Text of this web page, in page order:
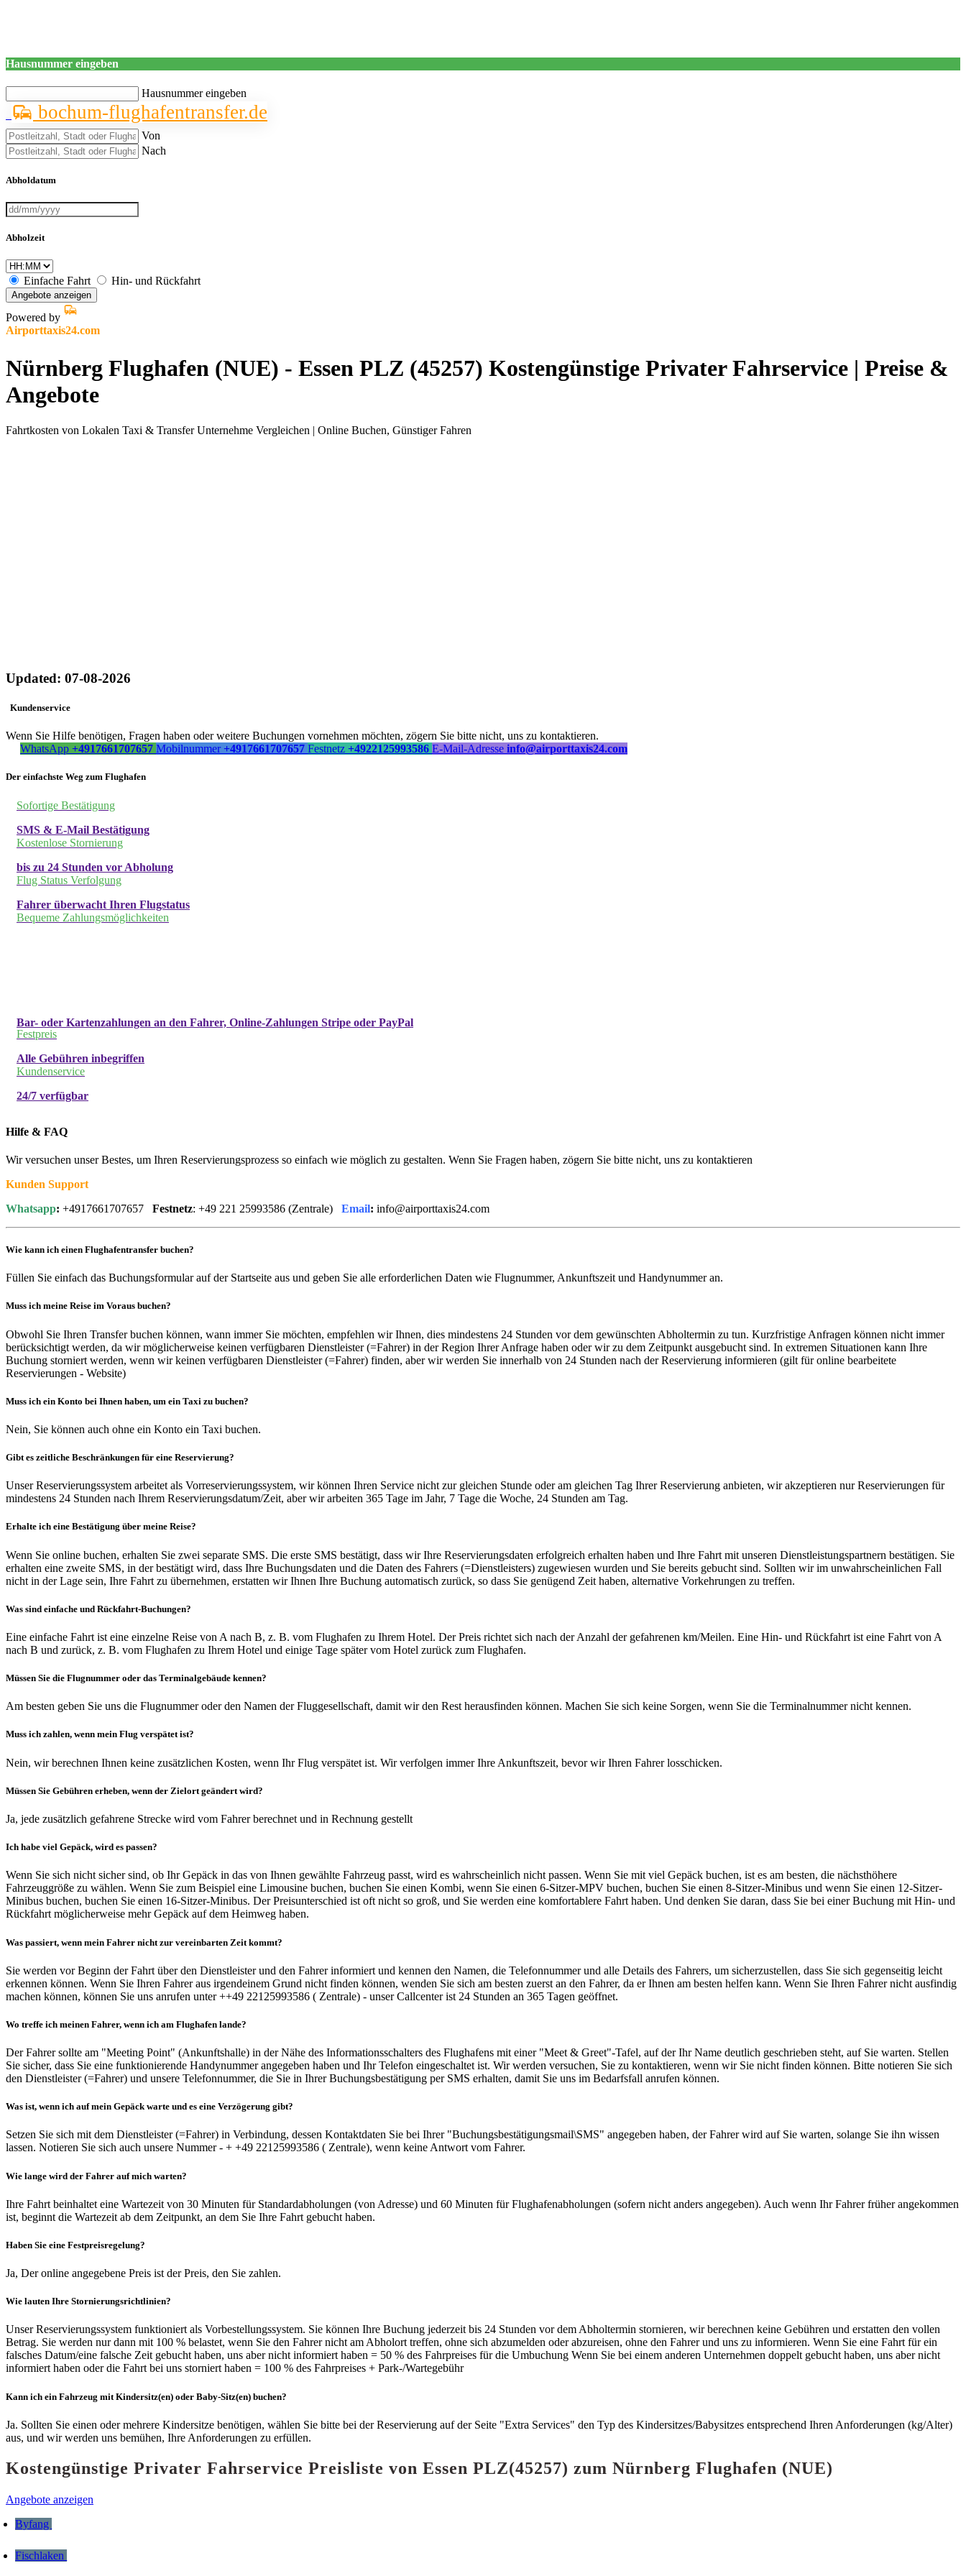
Hausnummer eingeben
Hausnummer eingeben
bochum-flughafentransfer.de
Von
Nach
Abholdatum
Abholzeit
Einfache Fahrt Hin- und Rückfahrt
Angebote anzeigen
Powered by
Airporttaxis24.com
Nürnberg Flughafen (NUE) - Essen PLZ (45257) Kostengünstige Privater Fahrservice | Preise &
Angebote
Fahrtkosten von Lokalen Taxi & Transfer Unternehme Vergleichen | Online Buchen, Günstiger Fahren
Updated: 07-08-2026
Kundenservice
Wenn Sie Hilfe benötigen, Fragen haben oder weitere Buchungen vornehmen möchten, zögern Sie bitte nicht, uns zu kontaktieren.
WhatsApp +4917661707657 Mobilnummer +4917661707657 Festnetz +4922125993586 E-Mail-Adresse info@airporttaxis24.com
Der einfachste Weg zum Flughafen
Sofortige Bestätigung
SMS & E-Mail Bestätigung
Kostenlose Stornierung
bis zu 24 Stunden vor Abholung
Flug Status Verfolgung
Fahrer überwacht Ihren Flugstatus
Bequeme Zahlungsmöglichkeiten
Bar- oder Kartenzahlungen an den Fahrer, Online-Zahlungen Stripe oder PayPal
Festpreis
Alle Gebühren inbegriffen
Kundenservice
24/7 verfügbar
Hilfe & FAQ
Wir versuchen unser Bestes, um Ihren Reservierungsprozess so einfach wie möglich zu gestalten. Wenn Sie Fragen haben, zögern Sie bitte nicht, uns zu kontaktieren
Kunden Support
Whatsapp: +4917661707657 Festnetz: +49 221 25993586 (Zentrale) Email: info@airporttaxis24.com
Wie kann ich einen Flughafentransfer buchen?
Füllen Sie einfach das Buchungsformular auf der Startseite aus und geben Sie alle erforderlichen Daten wie Flugnummer, Ankunftszeit und Handynummer an.
Muss ich meine Reise im Voraus buchen?
Obwohl Sie Ihren Transfer buchen können, wann immer Sie möchten, empfehlen wir Ihnen, dies mindestens 24 Stunden vor dem gewünschten Abholtermin zu tun. Kurzfristige Anfragen können nicht immer
berücksichtigt werden, da wir möglicherweise keinen verfügbaren Dienstleister (=Fahrer) in der Region Ihrer Anfrage haben oder wir zu dem Zeitpunkt ausgebucht sind. In extremen Situationen kann Ihre
Buchung storniert werden, wenn wir keinen verfügbaren Dienstleister (=Fahrer) finden, aber wir werden Sie innerhalb von 24 Stunden nach der Reservierung informieren (gilt für online bearbeitete
Reservierungen - Website)
Muss ich ein Konto bei Ihnen haben, um ein Taxi zu buchen?
Nein, Sie können auch ohne ein Konto ein Taxi buchen.
Gibt es zeitliche Beschränkungen für eine Reservierung?
Unser Reservierungssystem arbeitet als Vorreservierungssystem, wir können Ihren Service nicht zur gleichen Stunde oder am gleichen Tag Ihrer Reservierung anbieten, wir akzeptieren nur Reservierungen für
mindestens 24 Stunden nach Ihrem Reservierungsdatum/Zeit, aber wir arbeiten 365 Tage im Jahr, 7 Tage die Woche, 24 Stunden am Tag.
Erhalte ich eine Bestätigung über meine Reise?
Wenn Sie online buchen, erhalten Sie zwei separate SMS. Die erste SMS bestätigt, dass wir Ihre Reservierungsdaten erfolgreich erhalten haben und Ihre Fahrt mit unseren Dienstleistungspartnern bestätigen. Sie
erhalten eine zweite SMS, in der bestätigt wird, dass Ihre Buchungsdaten und die Daten des Fahrers (=Dienstleisters) zugewiesen wurden und Sie bereits gebucht sind. Sollten wir im unwahrscheinlichen Fall
nicht in der Lage sein, Ihre Fahrt zu übernehmen, erstatten wir Ihnen Ihre Buchung automatisch zurück, so dass Sie genügend Zeit haben, alternative Vorkehrungen zu treffen.
Was sind einfache und Rückfahrt-Buchungen?
Eine einfache Fahrt ist eine einzelne Reise von A nach B, z. B. vom Flughafen zu Ihrem Hotel. Der Preis richtet sich nach der Anzahl der gefahrenen km/Meilen. Eine Hin- und Rückfahrt ist eine Fahrt von A
nach B und zurück, z. B. vom Flughafen zu Ihrem Hotel und einige Tage später vom Hotel zurück zum Flughafen.
Müssen Sie die Flugnummer oder das Terminalgebäude kennen?
Am besten geben Sie uns die Flugnummer oder den Namen der Fluggesellschaft, damit wir den Rest herausfinden können. Machen Sie sich keine Sorgen, wenn Sie die Terminalnummer nicht kennen.
Muss ich zahlen, wenn mein Flug verspätet ist?
Nein, wir berechnen Ihnen keine zusätzlichen Kosten, wenn Ihr Flug verspätet ist. Wir verfolgen immer Ihre Ankunftszeit, bevor wir Ihren Fahrer losschicken.
Müssen Sie Gebühren erheben, wenn der Zielort geändert wird?
Ja, jede zusätzlich gefahrene Strecke wird vom Fahrer berechnet und in Rechnung gestellt
Ich habe viel Gepäck, wird es passen?
Wenn Sie sich nicht sicher sind, ob Ihr Gepäck in das von Ihnen gewählte Fahrzeug passt, wird es wahrscheinlich nicht passen. Wenn Sie mit viel Gepäck buchen, ist es am besten, die nächsthöhere
Fahrzeuggröße zu wählen. Wenn Sie zum Beispiel eine Limousine buchen, buchen Sie einen Kombi, wenn Sie einen 6-Sitzer-MPV buchen, buchen Sie einen 8-Sitzer-Minibus und wenn Sie einen 12-Sitzer-
Minibus buchen, buchen Sie einen 16-Sitzer-Minibus. Der Preisunterschied ist oft nicht so groß, und Sie werden eine komfortablere Fahrt haben. Und denken Sie daran, dass Sie bei einer Buchung mit Hin- und
Rückfahrt möglicherweise mehr Gepäck auf dem Heimweg haben.
Was passiert, wenn mein Fahrer nicht zur vereinbarten Zeit kommt?
Sie werden vor Beginn der Fahrt über den Dienstleister und den Fahrer informiert und kennen den Namen, die Telefonnummer und alle Details des Fahrers, um sicherzustellen, dass Sie sich gegenseitig leicht
erkennen können. Wenn Sie Ihren Fahrer aus irgendeinem Grund nicht finden können, wenden Sie sich am besten zuerst an den Fahrer, da er Ihnen am besten helfen kann. Wenn Sie Ihren Fahrer nicht ausfindig
machen können, können Sie uns anrufen unter ++49 22125993586 ( Zentrale) - unser Callcenter ist 24 Stunden an 365 Tagen geöffnet.
Wo treffe ich meinen Fahrer, wenn ich am Flughafen lande?
Der Fahrer sollte am "Meeting Point" (Ankunftshalle) in der Nähe des Informationsschalters des Flughafens mit einer "Meet & Greet"-Tafel, auf der Ihr Name deutlich geschrieben steht, auf Sie warten. Stellen
Sie sicher, dass Sie eine funktionierende Handynummer angegeben haben und Ihr Telefon eingeschaltet ist. Wir werden versuchen, Sie zu kontaktieren, wenn wir Sie nicht finden können. Bitte notieren Sie sich
den Dienstleister (=Fahrer) und unsere Telefonnummer, die Sie in Ihrer Buchungsbestätigung per SMS erhalten, damit Sie uns im Bedarfsfall anrufen können.
Was ist, wenn ich auf mein Gepäck warte und es eine Verzögerung gibt?
Setzen Sie sich mit dem Dienstleister (=Fahrer) in Verbindung, dessen Kontaktdaten Sie bei Ihrer "Buchungsbestätigungsmail\SMS" angegeben haben, der Fahrer wird auf Sie warten, solange Sie ihn wissen
lassen. Notieren Sie sich auch unsere Nummer - + +49 22125993586 ( Zentrale), wenn keine Antwort vom Fahrer.
Wie lange wird der Fahrer auf mich warten?
Ihre Fahrt beinhaltet eine Wartezeit von 30 Minuten für Standardabholungen (von Adresse) und 60 Minuten für Flughafenabholungen (sofern nicht anders angegeben). Auch wenn Ihr Fahrer früher angekommen
ist, beginnt die Wartezeit ab dem Zeitpunkt, an dem Sie Ihre Fahrt gebucht haben.
Haben Sie eine Festpreisregelung?
Ja, Der online angegebene Preis ist der Preis, den Sie zahlen.
Wie lauten Ihre Stornierungsrichtlinien?
Unser Reservierungssystem funktioniert als Vorbestellungssystem. Sie können Ihre Buchung jederzeit bis 24 Stunden vor dem Abholtermin stornieren, wir berechnen keine Gebühren und erstatten den vollen
Betrag. Sie werden nur dann mit 100 % belastet, wenn Sie den Fahrer nicht am Abholort treffen, ohne sich abzumelden oder abzureisen, ohne den Fahrer und uns zu informieren. Wenn Sie eine Fahrt für ein
falsches Datum/eine falsche Zeit gebucht haben, uns aber nicht informiert haben = 50 % des Fahrpreises für die Umbuchung Wenn Sie bei einem anderen Unternehmen doppelt gebucht haben, uns aber nicht
informiert haben oder die Fahrt bei uns storniert haben = 100 % des Fahrpreises + Park-/Wartegebühr
Kann ich ein Fahrzeug mit Kindersitz(en) oder Baby-Sitz(en) buchen?
Ja. Sollten Sie einen oder mehrere Kindersitze benötigen, wählen Sie bitte bei der Reservierung auf der Seite "Extra Services" den Typ des Kindersitzes/Babysitzes entsprechend Ihren Anforderungen (kg/Alter)
aus, und wir werden uns bemühen, Ihre Anforderungen zu erfüllen.
Kostengünstige Privater Fahrservice Preisliste von Essen PLZ(45257) zum Nürnberg Flughafen (NUE)
Angebote anzeigen
Byfang
Fischlaken